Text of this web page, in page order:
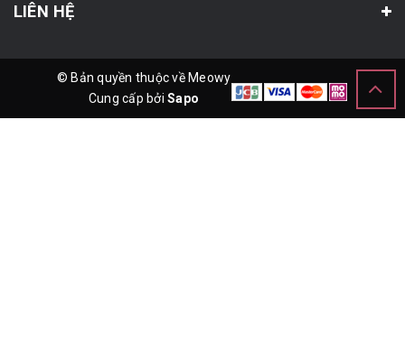
LIÊN HỆ
© Bản quyền thuộc về Meowy
Cung cấp bởiSapo